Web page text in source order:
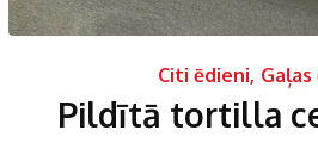
Citi ēdieni,
Pildītā tortilla